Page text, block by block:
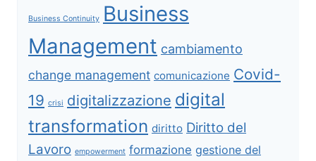
Business Continuity Business
Management cambiamento
change management comunicazione Covid-
19 crisi digitalizzazione digital
transformation diritto Diritto del
Lavoro empowerment formazione gestione del